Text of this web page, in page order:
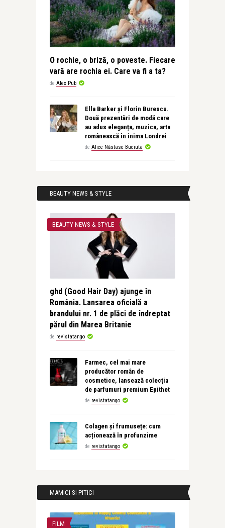
O rochie, o briză, o poveste. Fiecare
vară are rochia ei. Care va fi a ta?
de Alex Pub
Ella Barker și Florin Burescu.
Două prezentări de modă care
au adus eleganța, muzica, arta
românească în inima Londrei
de Alice Năstase Buciuta
BEAUTY NEWS & STYLE
BEAUTY NEWS & STYLE
ghd (Good Hair Day) ajunge în
România. Lansarea oficială a
brandului nr. 1 de plăci de îndreptat
părul din Marea Britanie
de revistatango
Farmec, cel mai mare
producător român de
cosmetice, lansează colecția
de parfumuri premium Epithet
de revistatango
Colagen și frumusețe: cum
acționează în profunzime
de revistatango
MAMICI SI PITICI
FILM